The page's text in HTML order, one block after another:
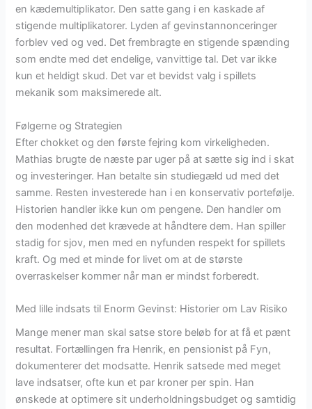
en kædemultiplikator. Den satte gang i en kaskade af
stigende multiplikatorer. Lyden af gevinstannonceringer
forblev ved og ved. Det frembragte en stigende spænding
som endte med det endelige, vanvittige tal. Det var ikke
kun et heldigt skud. Det var et bevidst valg i spillets
mekanik som maksimerede alt.
Følgerne og Strategien
Efter chokket og den første fejring kom virkeligheden.
Mathias brugte de næste par uger på at sætte sig ind i skat
og investeringer. Han betalte sin studiegæld ud med det
samme. Resten investerede han i en konservativ portefølje.
Historien handler ikke kun om pengene. Den handler om
den modenhed det krævede at håndtere dem. Han spiller
stadig for sjov, men med en nyfunden respekt for spillets
kraft. Og med et minde for livet om at de største
overraskelser kommer når man er mindst forberedt.
Med lille indsats til Enorm Gevinst: Historier om Lav Risiko
Mange mener man skal satse store beløb for at få et pænt
resultat. Fortællingen fra Henrik, en pensionist på Fyn,
dokumenterer det modsatte. Henrik satsede med meget
lave indsatser, ofte kun et par kroner per spin. Han
ønskede at optimere sit underholdningsbudget og samtidig